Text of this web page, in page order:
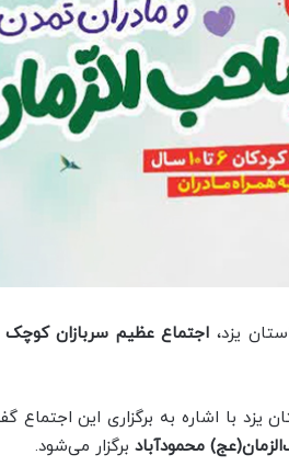
یزد، اجتماع عظیم سربازان
با اشاره به برگزاری این اجتماع
محمودآباد برگزار می‌شود.